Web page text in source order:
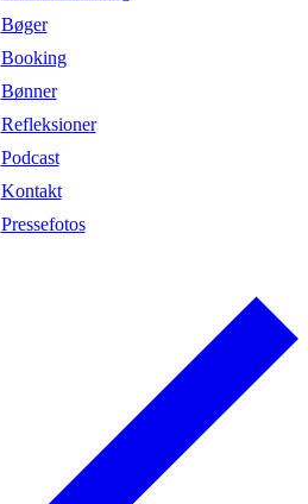
Bøger
Booking
Bønner
Refleksioner
Podcast
Kontakt
Pressefotos